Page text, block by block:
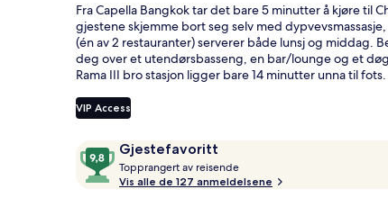
Fra Capella Bangkok tar det bare 5 minutter å kjøre til
gjestene skjemme bort seg selv med
(én av 2 restauranter) serverer både lunsj og middag.
deg over et utendørsbasseng, en bar/lounge og et
Rama III bro stasjon ligger bare 14 minutter unna til fots.
VIP Access
AnmeldelserGjestefavoritt
9,8
av
10,
Topprangert av reisende
o
Vis alle de 127 anmeldelsene